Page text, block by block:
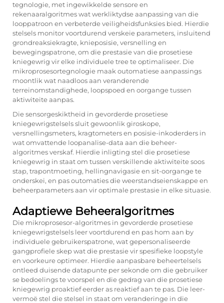
tegnologie, met ingewikkelde sensore en
rekenaaralgoritmes wat werkliktydse aanpassing van die
looppatroon en verbeterde veiligheidsfunksies bied. Hierdie
stelsels monitor voortdurend verskeie parameters, insluitend
grondreaksiekragte, knieposisie, versnelling en
bewegingspatrone, om die prestasie van die prosetiese
kniegewrig vir elke individuele tree te optimaliseer. Die
mikroprosesortegnologie maak outomatiese aanpassings
moontlik wat naadloos aan veranderende
terreinomstandighede, loopspoed en oorgange tussen
aktiwiteite aanpas.
Die sensorgeskiktheid in gevorderde prosetiese
kniegewrigstelsels sluit gewoonlik giroskope,
versnellingsmeters, kragtometers en posisie-inkoderders in
wat omvattende loopanalise-data aan die beheer-
algoritmes verskaf. Hierdie inligting stel die prosetiese
kniegewrig in staat om tussen verskillende aktiwiteite soos
stap, trapontmoeting, hellingnavigasie en sit-oorgange te
onderskei, en pas outomaties die weerstandseienskappe en
beheerparameters aan vir optimale prestasie in elke situasie.
Adaptiewe Beheeralgoritmes
Die mikroprosesor-algoritmes in gevorderde prosetiese
kniegewrigstelsels leer voortdurend en pas hom aan by
individuele gebruikerspatrone, wat gepersonaliseerde
gangprofiele skep wat die prestasie vir spesifieke loopstyle
en voorkeure optimeer. Hierdie aanpasbare beheertelsels
ontleed duisende datapunte per sekonde om die gebruiker
se bedoelings te voorspel en die gedrag van die prosetiese
kniegewrig proaktief eerder as reaktief aan te pas. Die leer-
vermoë stel die stelsel in staat om veranderinge in die